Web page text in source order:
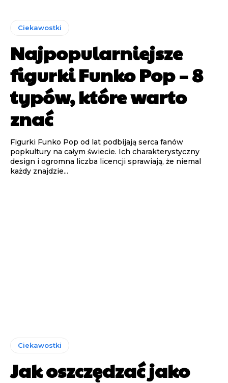
Ciekawostki
Najpopularniejsze
figurki Funko Pop – 8
typów, które warto
znać
Figurki Funko Pop od lat podbijają serca fanów
popkultury na całym świecie. Ich charakterystyczny
design i ogromna liczba licencji sprawiają, że niemal
każdy znajdzie...
Ciekawostki
Jak oszczędzać jako